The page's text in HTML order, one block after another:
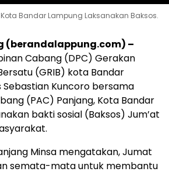
Bandar Lampung Laksanakan Baksos.
(berandalappung.com) –
Cabang (DPC) Gerakan
(GRIB) kota Bandar
Sebastian Kuncoro bersama
(PAC) Panjang, Kota Bandar
bakti sosial (Baksos) Jum’at
Minsa mengatakan, Jumat
semata-mata untuk membantu